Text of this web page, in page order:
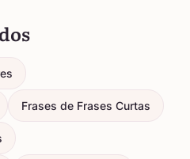
Frases de Frases Curtas